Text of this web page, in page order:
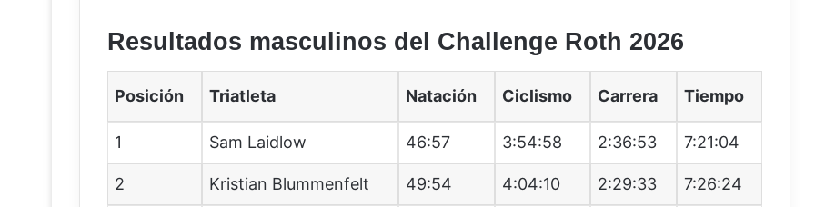
Resultados masculinos del Challenge Roth 2026
Posición Triatleta Natación Ciclismo Carrera Tiempo
1 Sam Laidlow 46:57 3:54:58 2:36:53 7:21:04
2 Kristian Blummenfelt 49:54 4:04:10 2:29:33 7:26:24